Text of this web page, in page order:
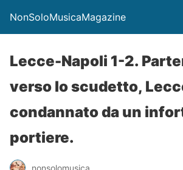
NonSoloMusicaMagazine
Lecce-Napoli 1-2.
verso lo scudetto,
condannato da un
portiere.
nonsolomusica